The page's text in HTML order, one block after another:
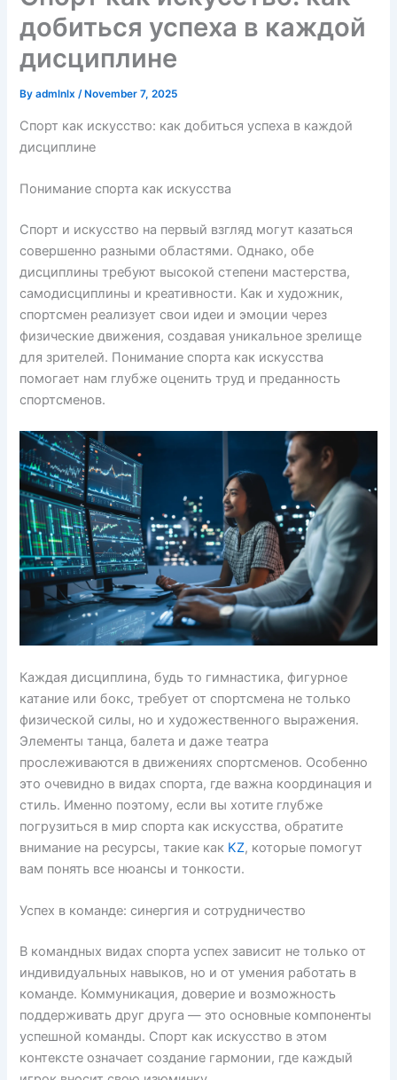
добиться успеха в каждой
дисциплине
Byadmlnlx/ November 7, 2025
Спорт как искусство: как добиться успеха в каждой
дисциплине
Понимание спорта как искусства
Спорт и искусство на первый взгляд могут казаться
совершенно разными областями. Однако, обе
дисциплины требуют высокой степени мастерства,
самодисциплины и креативности. Как и художник,
спортсмен реализует свои идеи и эмоции через
физические движения, создавая уникальное зрелище
для зрителей. Понимание спорта как искусства
помогает нам глубже оценить труд и преданность
спортсменов.
Каждая дисциплина, будь то гимнастика, фигурное
катание или бокс, требует от спортсмена не только
физической силы, но и художественного выражения.
Элементы танца, балета и даже театра
прослеживаются в движениях спортсменов. Особенно
это очевидно в видах спорта, где важна координация и
стиль. Именно поэтому, если вы хотите глубже
погрузиться в мир спорта как искусства, обратите
внимание на ресурсы, такие как KZ, которые помогут
вам понять все нюансы и тонкости.
Успех в команде: синергия и сотрудничество
В командных видах спорта успех зависит не только от
индивидуальных навыков, но и от умения работать в
команде. Коммуникация, доверие и возможность
поддерживать друг друга — это основные компоненты
успешной команды. Спорт как искусство в этом
контексте означает создание гармонии, где каждый